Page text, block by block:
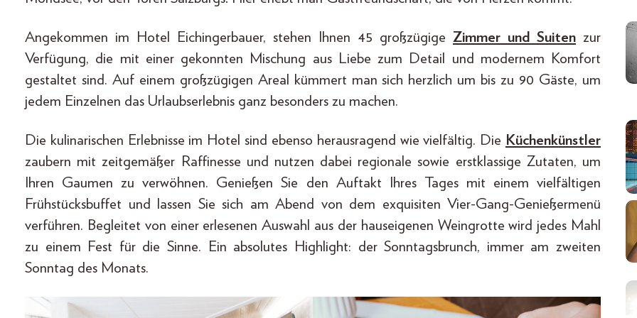
Angekommen im Hotel Eichingerbauer, stehen Ihnen 45 großzügige Zimmer und Suiten zur
Verfügung, die mit einer gekonnten Mischung aus Liebe zum Detail und modernem Komfort
gestaltet sind. Auf einem großzügigen Areal kümmert man sich herzlich um bis zu 90 Gäste, um
jedem Einzelnen das Urlaubserlebnis ganz besonders zu machen.
Die kulinarischen Erlebnisse im Hotel sind ebenso herausragend wie vielfältig. Die Küchenkünstler
zaubern mit zeitgemäßer Raffinesse und nutzen dabei regionale sowie erstklassige Zutaten, um
Ihren Gaumen zu verwöhnen. Genießen Sie den Auftakt Ihres Tages mit einem vielfältigen
Frühstücksbuffet und lassen Sie sich am Abend von dem exquisiten Vier-Gang-Genießermenü
verführen. Begleitet von einer erlesenen Auswahl aus der hauseigenen Weingrotte wird jedes Mahl
zu einem Fest für die Sinne. Ein absolutes Highlight: der Sonntagsbrunch, immer am zweiten
Sonntag des Monats.